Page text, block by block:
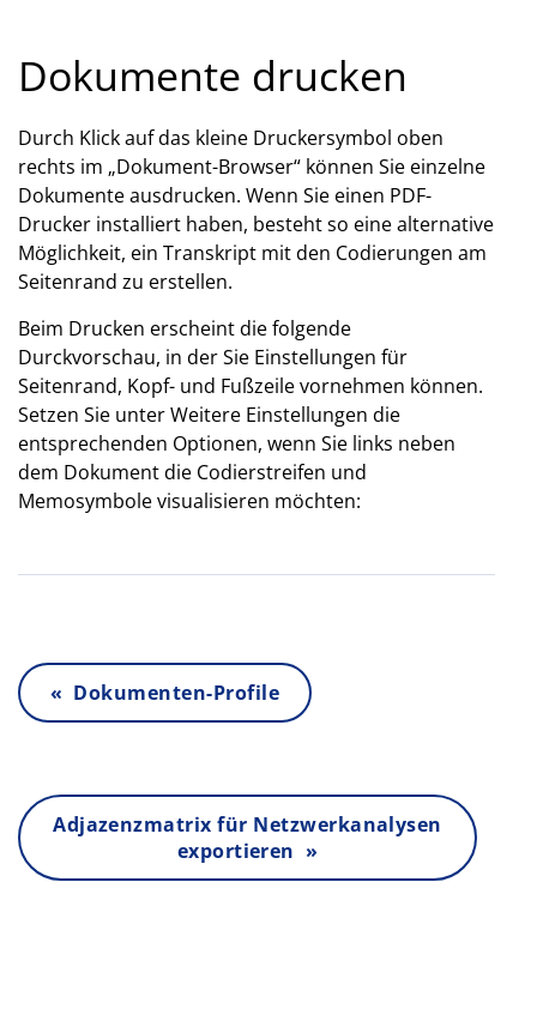
Dokumente drucken
Durch Klick auf das kleine Druckersymbol oben
rechts im „Dokument-Browser“ können Sie einzelne
Dokumente ausdrucken. Wenn Sie einen PDF-
Drucker installiert haben, besteht so eine alternative
Möglichkeit, ein Transkript mit den Codierungen am
Seitenrand zu erstellen.
Beim Drucken erscheint die folgende
Durckvorschau, in der Sie Einstellungen für
Seitenrand, Kopf- und Fußzeile vornehmen können.
Setzen Sie unter Weitere Einstellungen die
entsprechenden Optionen, wenn Sie links neben
dem Dokument die Codierstreifen und
Memosymbole visualisieren möchten:
« Dokumenten-Profile
Adjazenzmatrix für Netzwerkanalysen
exportieren »